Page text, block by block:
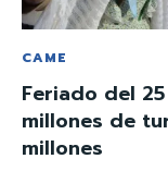
CAME
Feriado del
millones de
millones